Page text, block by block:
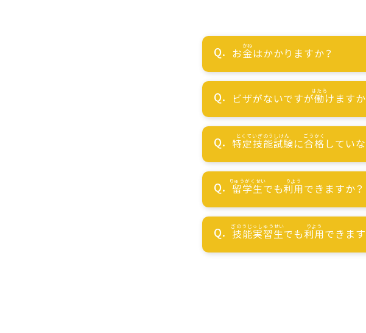
お金はかかりますか？
ビザがないですが働けますか
特定技能試験に合格 してい
留学生でも利用できますか？
技能実習生でも利用できます